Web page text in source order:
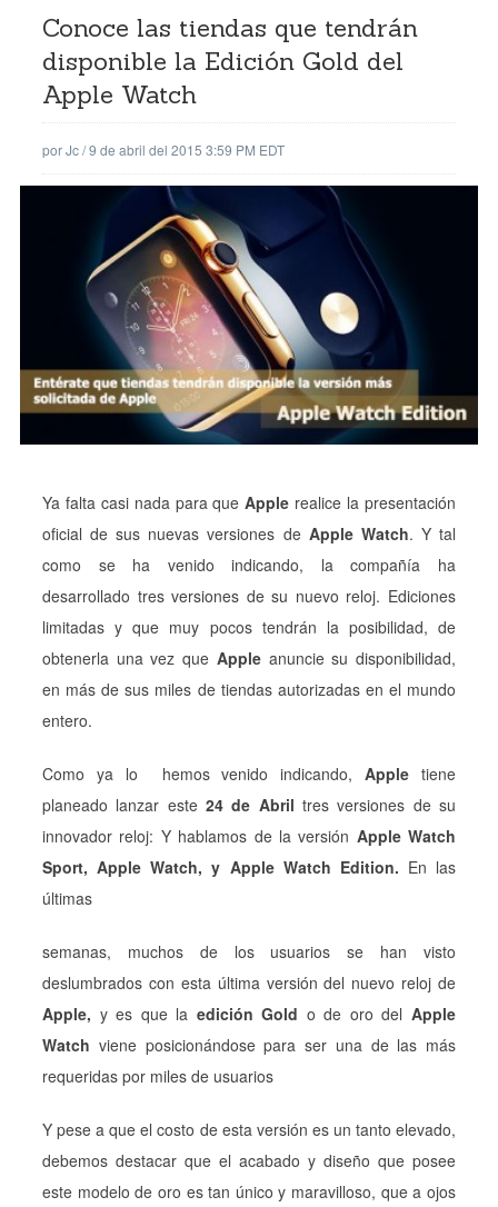
Conoce las tiendas que tendrán
disponible la Edición Gold del
Apple Watch
porJc/9 de abril del 2015 3:59 PM EDT
Ya falta casi nada para queApple realice la presentación
oficial de sus nuevas versiones de Apple Watch. Y tal
como se ha venido indicando, la compañía ha
desarrollado tres versiones de su nuevo reloj. Ediciones
limitadas y que muy pocos tendrán la posibilidad, de
obtenerla una vez que Appleanuncie su disponibilidad,
en más de sus miles de tiendas autorizadas en el mundo
entero.
Como ya lo hemos venido indicando,Apple tiene
planeado lanzar este 24 de Abril tres versiones de su
innovador reloj: Y hablamos de la versión Apple Watch
Sport, Apple Watch, y Apple Watch Edition. En las
últimas
semanas, muchos de los usuarios se han visto
deslumbrados con esta última versión del nuevo reloj de
Apple, y es que la edición Gold o de oro delApple
Watch viene posicionándose para ser una de las más
requeridas por miles de usuarios
Y pese a que el costo de esta versión es un tanto elevado,
debemos destacar que el acabado y diseño que posee
este modelo de oro es tan único y maravilloso, que a ojos